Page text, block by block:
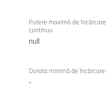
Putere maximă de
continuu
null
Durata minimă de încărcare
-